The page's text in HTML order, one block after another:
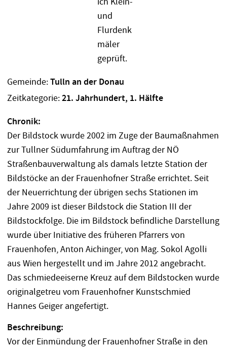
Gemeinde:Tulln an der Donau
Zeitkategorie:21. Jahrhundert, 1. Hälfte
Chronik:
Der Bildstock wurde 2002 im Zuge der Baumaßnahmen
zur Tullner Südumfahrung im Auftrag der NÖ
Straßenbauverwaltung als damals letzte Station der
Bildstöcke an der Frauenhofner Straße errichtet. Seit
der Neuerrichtung der übrigen sechs Stationen im
Jahre 2009 ist dieser Bildstock die Station III der
Bildstockfolge. Die im Bildstock befindliche Darstellung
wurde über Initiative des früheren Pfarrers von
Frauenhofen, Anton Aichinger, von Mag. Sokol Agolli
aus Wien hergestellt und im Jahre 2012 angebracht.
Das schmiedeeiserne Kreuz auf dem Bildstocken wurde
originalgetreu vom Frauenhofner Kunstschmied
Hannes Geiger angefertigt.
Beschreibung:
Vor der Einmündung der Frauenhofner Straße in den